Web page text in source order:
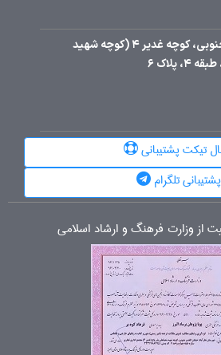
البرز، نظرآباد، الغدیر جنوبی، کوچه غدیر 4 (کوچه شهید
پلاک 6
تیکت پشتیبانی
پشتیبانی تلگرام
از وزارت فرهنگ و ارشاد اسلامی